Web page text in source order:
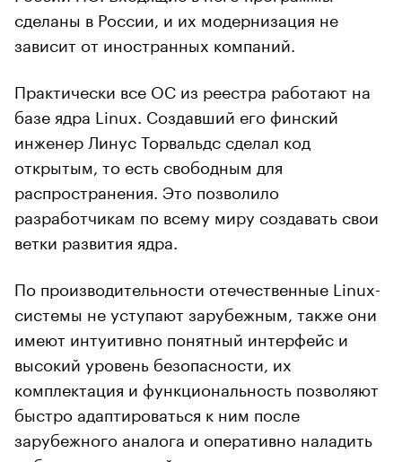
сделаны в России, и их модернизация не
зависит от иностранных компаний.
Практически все ОС из реестра работают на
базе ядра Linux. Создавший его финский
инженер Линус Торвальдс сделал код
открытым, то есть свободным для
распространения. Это позволило
разработчикам по всему миру создавать свои
ветки развития ядра.
По производительности отечественные Linux-
системы не уступают зарубежным, также они
имеют интуитивно понятный интерфейс и
высокий уровень безопасности, их
комплектация и функциональность позволяют
быстро адаптироваться к ним после
зарубежного аналога и оперативно наладить